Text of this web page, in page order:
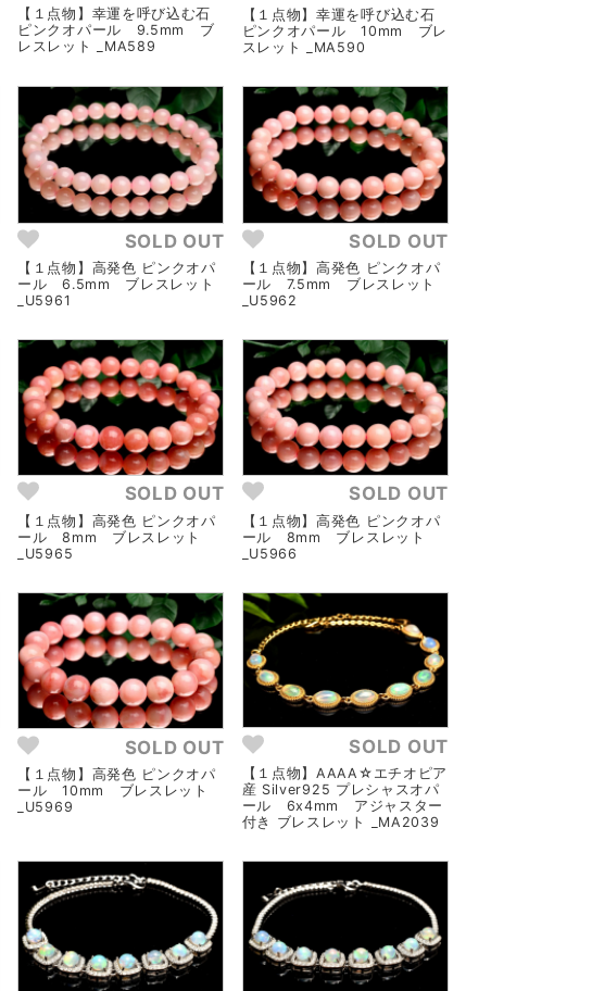
【１点物】幸運を呼び込む石
ピンクオパール 9.5mm ブ
レスレット _MA589
【１点物】幸運を呼び込む石
ピンクオパール 10mm ブレ
スレット _MA590
SOLD OUT
【１点物】高発色 ピンクオパ
ール 6.5mm ブレスレット
_U5961
SOLD OUT
【１点物】高発色 ピンクオパ
ール 7.5mm ブレスレット
_U5962
SOLD OUT
【１点物】高発色 ピンクオパ
ール 8mm ブレスレット
_U5965
SOLD OUT
【１点物】高発色 ピンクオパ
ール 8mm ブレスレット
_U5966
SOLD OUT
【１点物】高発色 ピンクオパ
ール 10mm ブレスレット
_U5969
SOLD OUT
【１点物】AAAA☆エチオピア
産 Silver925 プレシャスオパ
ール 6x4mm アジャスター
付き ブレスレット _MA2039